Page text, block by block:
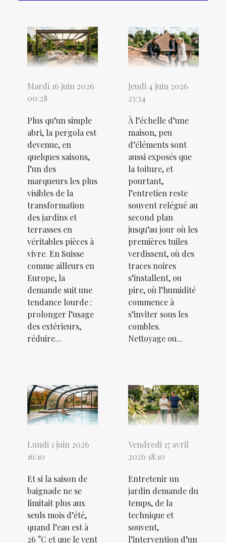
Mardi 16 juin 2026
00:28
Plus qu’un simple
abri, la pergola est
devenue, en
quelques saisons,
l’un des
marqueurs les plus
visibles de la
transformation
des jardins et
terrasses en
véritables pièces à
vivre. En Suisse
comme ailleurs en
Europe, la
demande suit une
tendance lourde :
prolonger l’usage
des extérieurs,
réduire...
Jeudi 4 juin 2026
23:34
À l’échelle d’une
maison, peu
d’éléments sont
aussi exposés que
la toiture, et
pourtant,
l’entretien reste
souvent relégué au
second plan
jusqu’au jour où les
premières tuiles
verdissent, où des
traces noires
s’installent, ou
pire, où l’humidité
commence à
s’inviter sous les
combles.
Nettoyage ou...
Lundi 1 juin 2026
16:10
Et si la saison de
baignade ne se
limitait plus aux
seuls mois d’été,
quand l’eau est à
26 °C et que le vent
Vendredi 17 avril
2026 18:10
Entretenir un
jardin demande du
temps, de la
technique et
souvent,
l’intervention d’un